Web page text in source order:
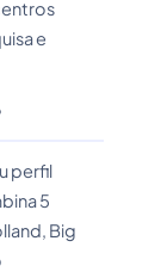
e
perfil
5
Big